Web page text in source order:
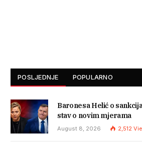
POSLJEDNJE POPULARNO
Baronesa Helić o
stav o novim mjerama
August 8, 2026 2,512